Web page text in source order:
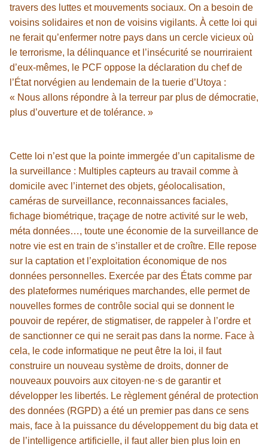
travers des luttes et mouvements sociaux. On a besoin de
voisins solidaires et non de voisins vigilants. À cette loi qui
ne ferait qu’enfermer notre pays dans un cercle vicieux où
le terrorisme, la délinquance et l’insécurité se nourriraient
d’eux-mêmes, le PCF oppose la déclaration du chef de
l’État norvégien au lendemain de la tuerie d’Utoya :
« Nous allons répondre à la terreur par plus de démocratie,
plus d’ouverture et de tolérance. »
Cette loi n’est que la pointe immergée d’un capitalisme de
la surveillance : Multiples capteurs au travail comme à
domicile avec l’internet des objets, géolocalisation,
caméras de surveillance, reconnaissances faciales,
fichage biométrique, traçage de notre activité sur le web,
méta données…, toute une économie de la surveillance de
notre vie est en train de s’installer et de croître. Elle repose
sur la captation et l’exploitation économique de nos
données personnelles. Exercée par des États comme par
des plateformes numériques marchandes, elle permet de
nouvelles formes de contrôle social qui se donnent le
pouvoir de repérer, de stigmatiser, de rappeler à l’ordre et
de sanctionner ce qui ne serait pas dans la norme. Face à
cela, le code informatique ne peut être la loi, il faut
construire un nouveau système de droits, donner de
nouveaux pouvoirs aux citoyen·ne·s de garantir et
développer les libertés. Le règlement général de protection
des données (RGPD) a été un premier pas dans ce sens
mais, face à la puissance du développement du big data et
de l’intelligence artificielle, il faut aller bien plus loin en